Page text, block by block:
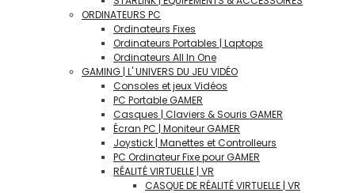
ORDINATEURS PC
Ordinateurs Fixes
Ordinateurs Portables | Laptops
Ordinateurs All In One
GAMING | L' UNIVERS DU JEU VIDÉO
Consoles et jeux Vidéos
PC Portable GAMER
Casques | Claviers & Souris GAMER
Écran PC | Moniteur GAMER
Joystick | Manettes et Controlleurs
PC Ordinateur Fixe pour GAMER
RÉALITÉ VIRTUELLE | VR
CASQUE DE RÉALITÉ VIRTUELLE | VR